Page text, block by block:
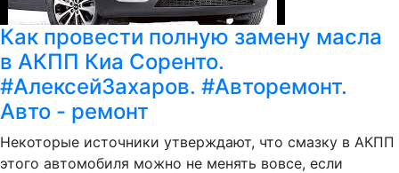
Как провести полную замену масла
в АКПП Киа Соренто.
#АлексейЗахаров. #Авторемонт.
Авто - ремонт
Некоторые источники утверждают, что смазку в АКПП
этого автомобиля можно не менять вовсе, если